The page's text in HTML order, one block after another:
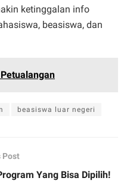
ketinggalan info
beasiswa, dan
beasiswa luar negeri
Post
Yang Bisa Dipilih!